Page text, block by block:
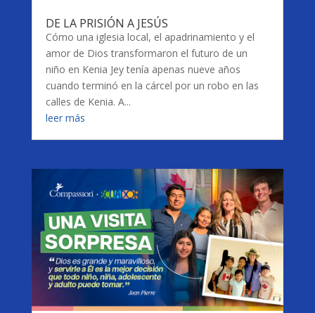
DE LA PRISIÓN A JESÚS
Cómo una iglesia local, el apadrinamiento y el
amor de Dios transformaron el futuro de un
niño en Kenia Jey tenía apenas nueve años
cuando terminó en la cárcel por un robo en las
calles de Kenia. A...
leer más